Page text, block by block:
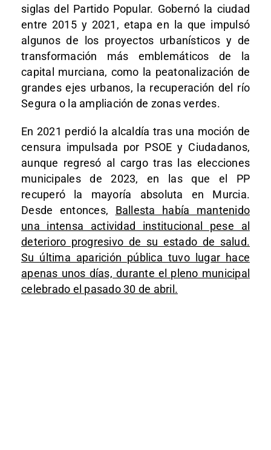
siglas del Partido Popular. Gobernó la ciudad
entre 2015 y 2021, etapa en la que impulsó
algunos de los proyectos urbanísticos y de
transformación más emblemáticos de la
capital murciana, como la peatonalización de
grandes ejes urbanos, la recuperación del río
Segura o la ampliación de zonas verdes.
En 2021 perdió la alcaldía tras una moción de
censura impulsada por PSOE y Ciudadanos,
aunque regresó al cargo tras las elecciones
municipales de 2023, en las que el PP
recuperó la mayoría absoluta en Murcia.
Desde entonces, Ballesta había mantenido
una intensa actividad institucional pese al
deterioro progresivo de su estado de salud.
Su última aparición pública tuvo lugar hace
apenas unos días, durante el pleno municipal
celebrado el pasado 30 de abril.